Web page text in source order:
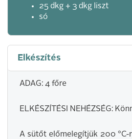
25 dkg + 3 dkg liszt
só
Elkészítés
ADAG: 4 főre
ELKÉSZÍTÉSI NEHÉZSÉG:
A sütőt előmelegítjük 200 °C-